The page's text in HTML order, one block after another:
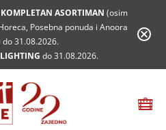
ASORTIMAN (osim
Posebna ponuda i Anoora
do 31.08.2026.
do 31.08.2026.